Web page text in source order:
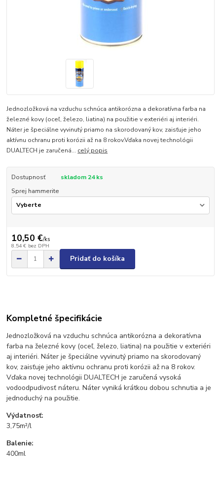
Jednozložková na vzduchu schnúca antikorózna a dekoratívna farba na
železné kovy (oceľ, železo, liatina) na použitie v exteriéri aj interiéri.
Náter je špeciálne vyvinutý priamo na skorodovaný kov, zaisťuje jeho
aktívnu ochranu proti korózii až na 8 rokov.Vďaka novej technológii
DUALTECH je zaručená... celý popis
Dostupnosť
skladom 24 ks
Sprej hammerite
10,50 €/ks
8,54 € bez DPH
Pridať do košíka
Kompletné špecifikácie
Jednozložková na vzduchu schnúca antikorózna a dekoratívna
farba na železné kovy (oceľ, železo, liatina) na použitie v exteriéri
aj interiéri. Náter je špeciálne vyvinutý priamo na skorodovaný
kov, zaisťuje jeho aktívnu ochranu proti korózii až na 8 rokov.
Vďaka novej technológii DUALTECH je zaručená vysoká
vodoodpudivosť náteru. Náter vyniká krátkou dobou schnutia a je
jednoduchý na použitie.
Výdatnosť:
3,75m²/l
Balenie:
400ml